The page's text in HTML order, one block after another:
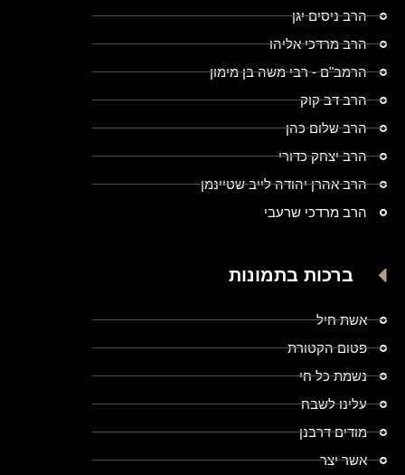
הרב ניסים יגן
הרב מרדכי אליהו
הרמב"ם - רבי משה בן מימון
הרב דב קוק
הרב שלום כהן
הרב יצחק כדורי
הרב אהרן יהודה לייב שטיינמן
הרב מרדכי שרעבי
ברכות בתמונות
אשת חיל
פטום הקטורת
נשמת כל חי
עלינו לשבח
מודים דרבנן
אשר יצר